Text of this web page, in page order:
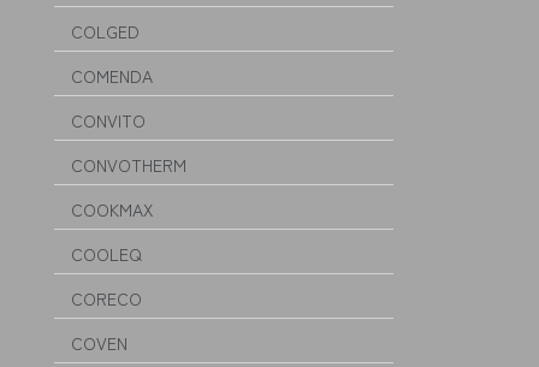
COLGED
COMENDA
CONVITO
CONVOTHERM
COOKMAX
COOLEQ
CORECO
COVEN